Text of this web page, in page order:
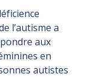
l’autisme a
aux
en
autistes